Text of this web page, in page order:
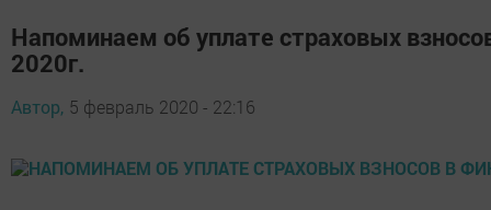
Напоминаем об уплате страховых
2020г.
Автор, 5 февраль 2020 - 22:16